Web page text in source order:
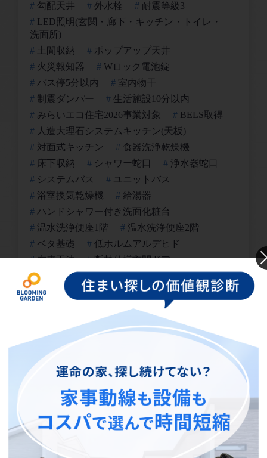
勾配天井
外水栓
耐震等級3
LED照明(玄関・廊下・キッチン・トイレ・
洗面所)
土間収納
ポップアップ天井
火災報知器
Wロック電池錠
バス停5分以内
室内物干
制震ダンパー
生活施設10分以内
みらいエコ住宅2026事業対象
BELS取得
人造大理石システムキッチン(天板)
対面式キッチン
食器洗浄乾燥機
床下収納
シャワー蛇口
浄水器蛇口
システムバス
ユニットバス
浴室換気乾燥機
給湯器
ハンドシャワー付き洗面化粧台
温水洗浄便座1階
温水洗浄便座2階
ベタ基礎
低ホルムアルデヒド
在来工法
断熱仕様玄関ドア
全室LOW-Eペアガラス
手すり付階段
エコジョーズ
可動棚
節水型トイレ
南面バルコニー
設計住宅性能評価付き
小学校まで徒歩圏内
トイレ2箇所
LDK15帖以上 和室
※仕様は号棟毎に異なる場合があります。